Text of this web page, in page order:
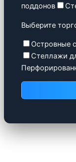
поддонов
Выберите
Островные
Стеллажи